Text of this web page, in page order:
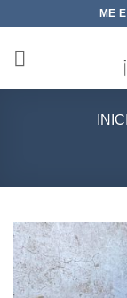
contenido
ME